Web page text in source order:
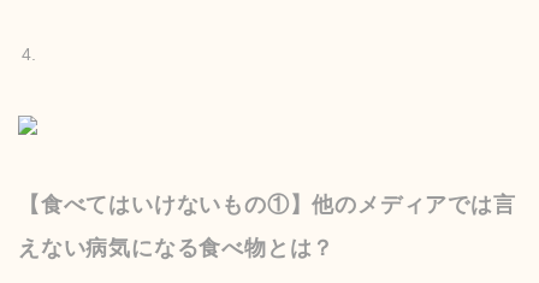
【食べてはいけないもの①】他のメディアでは言
えない病気になる食べ物とは？